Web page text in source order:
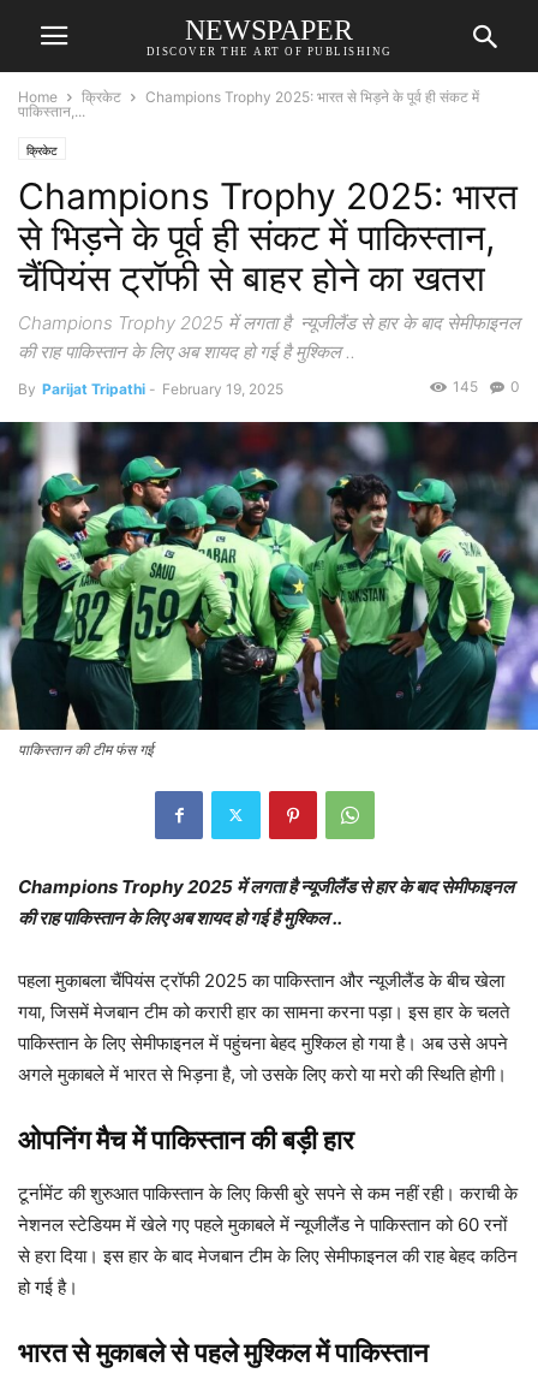
NEWSPAPER
DISCOVER THE ART OF PUBLISHING
Home क्रिकेट
Champions Trophy 2025: भारत से भिड़ने के पूर्व ही संकट में
पाकिस्तान,...
क्रिकेट
Champions Trophy 2025: भारत
से भिड़ने के पूर्व ही संकट में पाकिस्तान,
चैंपियंस ट्रॉफी से बाहर होने का खतरा
Champions Trophy 2025 में लगता है न्यूजीलैंड से हार के बाद सेमीफाइनल
की राह पाकिस्तान के लिए अब शायद हो गई है मुश्किल ..
By Parijat Tripathi - February 19, 2025 0
145
पाकिस्तान की टीम फंस गई
Champions Trophy 2025 में लगता है न्यूजीलैंड से हार के बाद सेमीफाइनल
की राह पाकिस्तान के लिए अब शायद हो गई है मुश्किल ..
पहला मुकाबला चैंपियंस ट्रॉफी 2025 का पाकिस्तान और न्यूजीलैंड के बीच खेला
गया, जिसमें मेजबान टीम को करारी हार का सामना करना पड़ा। इस हार के चलते
पाकिस्तान के लिए सेमीफाइनल में पहुंचना बेहद मुश्किल हो गया है। अब उसे अपने
अगले मुकाबले में भारत से भिड़ना है, जो उसके लिए करो या मरो की स्थिति होगी।
ओपनिंग मैच में पाकिस्तान की बड़ी हार
टूर्नामेंट की शुरुआत पाकिस्तान के लिए किसी बुरे सपने से कम नहीं रही। कराची के
नेशनल स्टेडियम में खेले गए पहले मुकाबले में न्यूजीलैंड ने पाकिस्तान को 60 रनों
से हरा दिया। इस हार के बाद मेजबान टीम के लिए सेमीफाइनल की राह बेहद कठिन
हो गई है।
भारत से मुकाबले से पहले मुश्किल में पाकिस्तान